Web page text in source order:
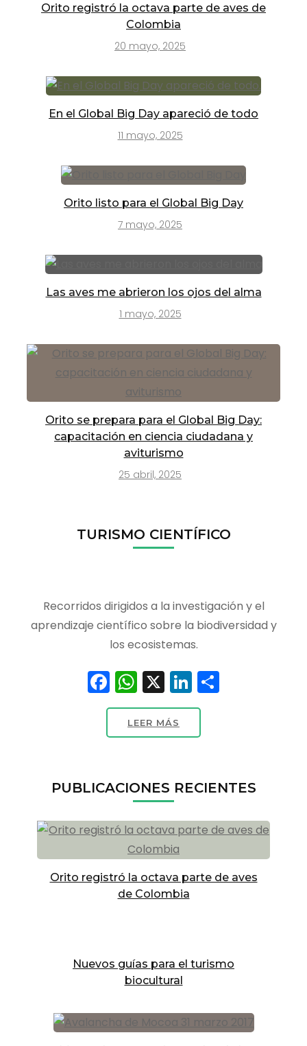
Orito registró la octava parte de aves de
Colombia
20 mayo, 2025
En el Global Big Day apareció de todo
11 mayo, 2025
Orito listo para el Global Big Day
7 mayo, 2025
Las aves me abrieron los ojos del alma
1 mayo, 2025
Orito se prepara para el Global Big Day:
capacitación en ciencia ciudadana y
aviturismo
25 abril, 2025
TURISMO CIENTÍFICO
Recorridos dirigidos a la investigación y el
aprendizaje científico sobre la biodiversidad y
los ecosistemas.
Facebook
WhatsApp
X LinkedIn
LEER MÁS
PUBLICACIONES RECIENTES
Orito registró la octava parte de aves
de Colombia
Nuevos guías para el turismo
biocultural